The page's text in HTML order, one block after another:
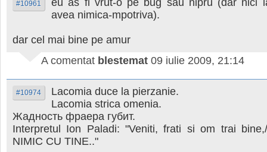
#10961
eu as fi vrut-o pe bug sau nipru (dar nici
avea nimica-mpotriva).
dar cel mai bine pe amur
A comentat blestemat 09 iulie 2009, 21:14
#10974
Lacomia duce la pierzanie.
Lacomia strica omenia.
Жадность фраера губит.
Interpretul Ion Paladi: "Veniti, frati si om trai
NIMIC CU TINE.."